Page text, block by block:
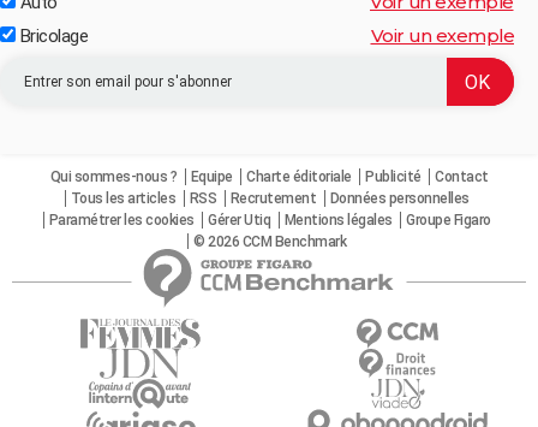
Bricolage Voir un exemple
Qui sommes-nous ? Equipe Charte éditoriale Publicité
Contact
Tous les articles
RSS Recrutement
Données personnelles
Paramétrer les cookies
Gérer Utiq Mentions légales
Groupe Figaro
© 2026 CCM Benchmark